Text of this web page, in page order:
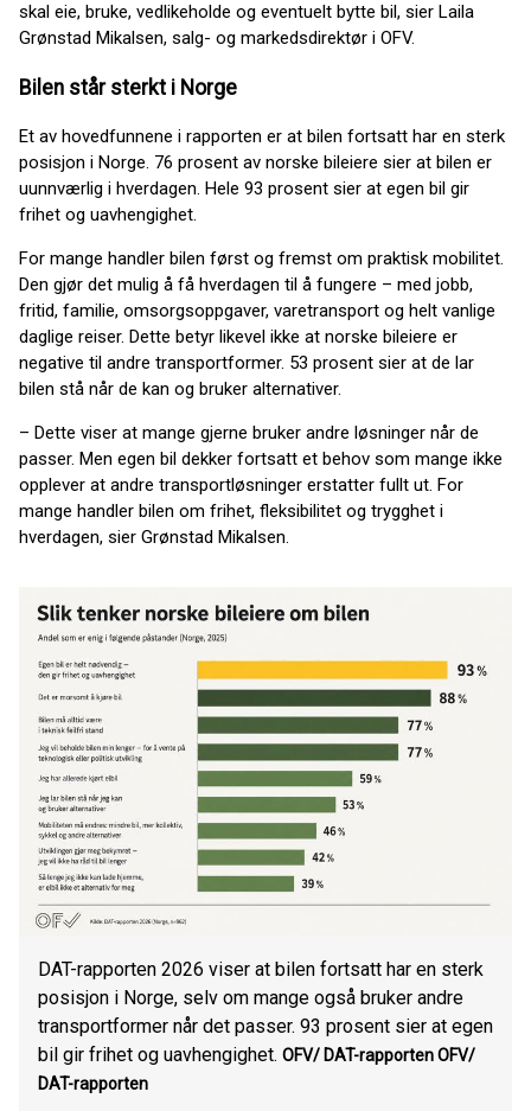
skal eie, bruke, vedlikeholde og eventuelt bytte bil, sier Laila
Grønstad Mikalsen, salg- og markedsdirektør i OFV.
Bilen står sterkt i Norge
Et av hovedfunnene i rapporten er at bilen fortsatt har en sterk
posisjon i Norge. 76 prosent av norske bileiere sier at bilen er
uunnværlig i hverdagen. Hele 93 prosent sier at egen bil gir
frihet og uavhengighet.
For mange handler bilen først og fremst om praktisk mobilitet.
Den gjør det mulig å få hverdagen til å fungere – med jobb,
fritid, familie, omsorgsoppgaver, varetransport og helt vanlige
daglige reiser. Dette betyr likevel ikke at norske bileiere er
negative til andre transportformer. 53 prosent sier at de lar
bilen stå når de kan og bruker alternativer.
– Dette viser at mange gjerne bruker andre løsninger når de
passer. Men egen bil dekker fortsatt et behov som mange ikke
opplever at andre transportløsninger erstatter fullt ut. For
mange handler bilen om frihet, fleksibilitet og trygghet i
hverdagen, sier Grønstad Mikalsen.
DAT-rapporten 2026 viser at bilen fortsatt har en sterk
posisjon i Norge, selv om mange også bruker andre
transportformer når det passer. 93 prosent sier at egen
bil gir frihet og uavhengighet. OFV/ DAT-rapporten OFV/
DAT-rapporten